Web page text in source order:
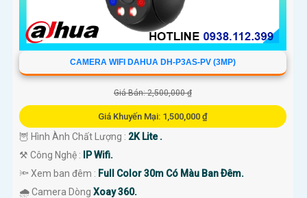
CAMERA WIFI DAHUA DH-P3AS-PV (3MP)
Giá Bán: 2,500,000 ₫
Giá Khuyến Mại: 1,500,000 ₫
🦉 Hình Ành Chất Lượng : 2K Lite .
⚒ Công Nghệ : IP Wifi.
🔦 Xem ban đêm : Full Color 30m Có Màu Ban Ðêm.
🌧️ Camera Dòng Xoay 360.